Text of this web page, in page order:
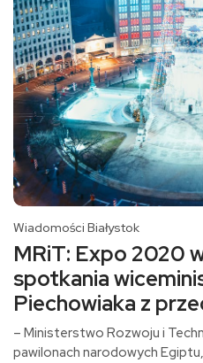
Wiadomości Białystok
MRiT: Expo 2020
spotkania
Piechowiaka z
– Ministerstwo Rozwoju i
pawilonach narodowych